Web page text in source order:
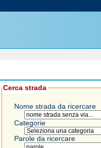
Cerca strada
Nome strada da ricercare
Categorie
Parole da ricercare